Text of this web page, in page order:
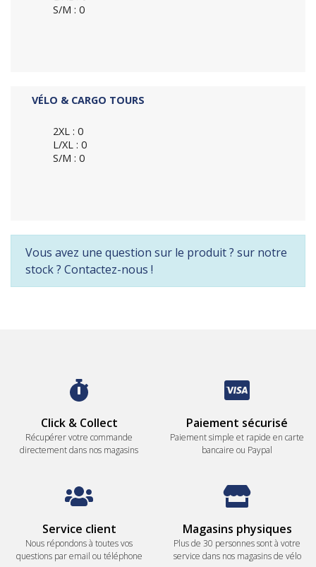
S/M : 0
VÉLO & CARGO TOURS
2XL : 0
L/XL : 0
S/M : 0
Vous avez une question sur le produit ? sur notre
stock ? Contactez-nous !
Click & Collect
Récupérer votre commande
directement dans nos magasins
Paiement sécurisé
Paiement simple et rapide en carte
bancaire ou Paypal
Service client
Nous répondons à toutes vos
questions par email ou téléphone
Magasins physiques
Plus de 30 personnes sont à votre
service dans nos magasins de vélo